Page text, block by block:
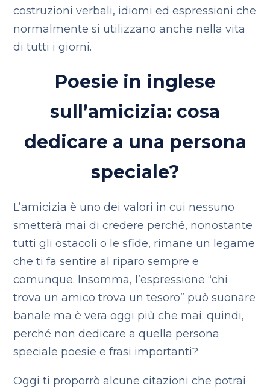
costruzioni verbali, idiomi ed espressioni che
normalmente si utilizzano anche nella vita
di tutti i giorni.
Poesie in inglese
sull’amicizia: cosa
dedicare a una persona
speciale?
L’amicizia è uno dei valori in cui nessuno
smetterà mai di credere perché, nonostante
tutti gli ostacoli o le sfide, rimane un legame
che ti fa sentire al riparo sempre e
comunque. Insomma, l’espressione “chi
trova un amico trova un tesoro” può suonare
banale ma è vera oggi più che mai; quindi,
perché non dedicare a quella persona
speciale poesie e frasi importanti?
Oggi ti proporrò alcune citazioni che potrai